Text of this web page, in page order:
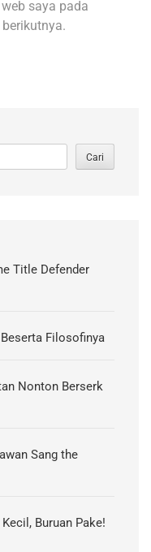
saya pada
Cari
Title Defender
Filosofinya
Nonton Berserk
Sang the
Buruan Pake!